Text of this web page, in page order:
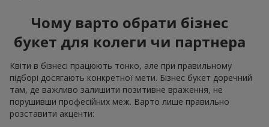
Чому варто обрати бізнес
букет для колеги чи партнера
Квіти в бізнесі працюють тонко, але при правильному
підборі досягають конкретної мети. Бізнес букет доречний
там, де важливо залишити позитивне враження, не
порушивши професійних меж. Варто лише правильно
розставити акценти: